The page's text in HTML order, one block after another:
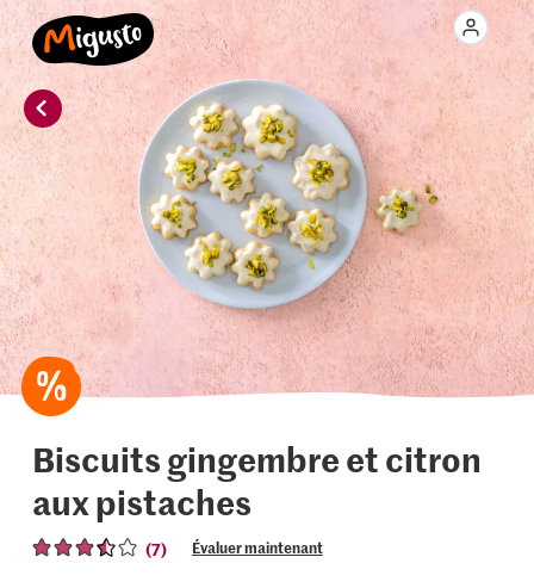
Biscuits gingembre et citron
aux pistaches
(7) Évaluer maintenant